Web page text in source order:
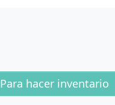
Para hacer inventario